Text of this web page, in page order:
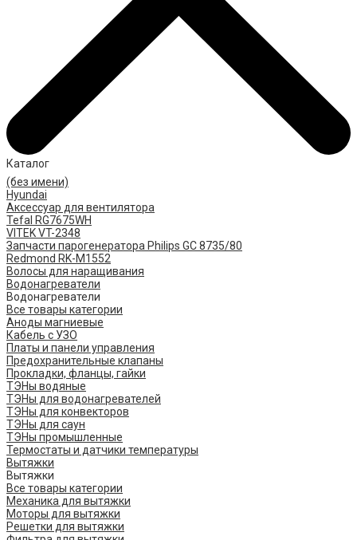
Каталог
(без имени)
Hyundai
Аксессуар для вентилятора
Tefal RG7675WH
VITEK VT-2348
Запчасти парогенератора Philips GC 8735/80
Redmond RK-M1552
Волосы для наращивания
Водонагреватели
Водонагреватели
Все товары категории
Аноды магниевые
Кабель с УЗО
Платы и панели управления
Предохранительные клапаны
Прокладки, фланцы, гайки
ТЭНы водяные
ТЭНы для водонагревателей
ТЭНы для конвекторов
ТЭНы для саун
ТЭНы промышленные
Термостаты и датчики температуры
Вытяжки
Вытяжки
Все товары категории
Механика для вытяжки
Моторы для вытяжки
Решетки для вытяжки